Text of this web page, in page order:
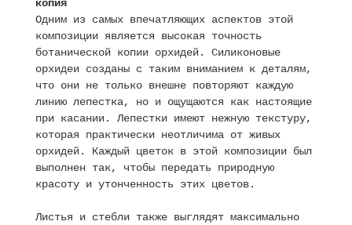
копия
Одним из самых впечатляющих аспектов этой
композиции является высокая точность
ботанической копии орхидей. Силиконовые
орхидеи созданы с таким вниманием к деталям,
что они не только внешне повторяют каждую
линию лепестка, но и ощущаются как настоящие
при касании. Лепестки имеют нежную текстуру,
которая практически неотличима от живых
орхидей. Каждый цветок в этой композиции был
выполнен так, чтобы передать природную
красоту и утонченность этих цветов.
Листья и стебли также выглядят максимально